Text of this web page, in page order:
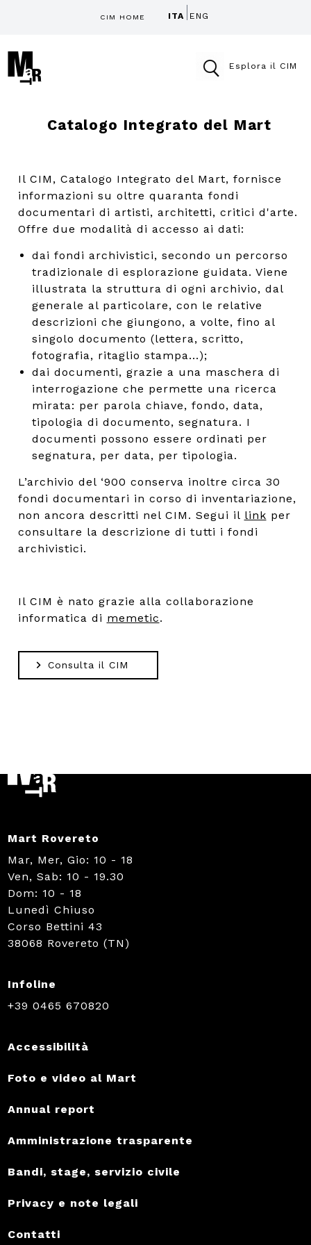
CIM HOME ITA ENG
Esplora il CIM
Catalogo Integrato del Mart
Il CIM, Catalogo Integrato del Mart, fornisce
informazioni su oltre quaranta fondi
documentari di artisti, architetti, critici d'arte.
Offre due modalità di accesso ai dati:
dai fondi archivistici, secondo un percorso
tradizionale di esplorazione guidata. Viene
illustrata la struttura di ogni archivio, dal
generale al particolare, con le relative
descrizioni che giungono, a volte, fino al
singolo documento (lettera, scritto,
fotografia, ritaglio stampa...);
dai documenti, grazie a una maschera di
interrogazione che permette una ricerca
mirata: per parola chiave, fondo, data,
tipologia di documento, segnatura. I
documenti possono essere ordinati per
segnatura, per data, per tipologia.
L’archivio del ‘900 conserva inoltre circa 30
fondi documentari in corso di inventariazione,
non ancora descritti nel CIM. Segui il link per
consultare la descrizione di tutti i fondi
archivistici.
Il CIM è nato grazie alla collaborazione
informatica di memetic.
Consulta il CIM
Mart Rovereto
Mar, Mer, Gio: 10 - 18
Ven, Sab: 10 - 19.30
Dom: 10 - 18
Lunedì Chiuso
Corso Bettini 43
38068 Rovereto (TN)
Infoline
+39 0465 670820
Accessibilità
Foto e video al Mart
Annual report
Amministrazione trasparente
Bandi, stage, servizio civile
Privacy e note legali
Contatti